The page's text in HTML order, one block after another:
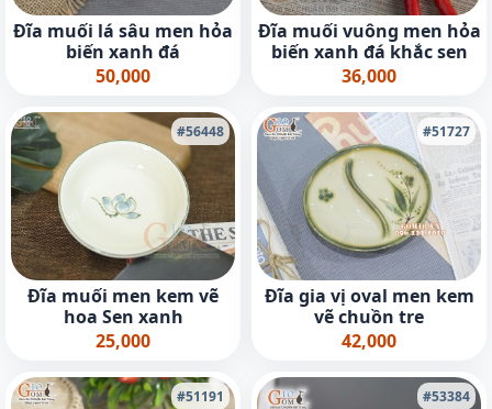
Đĩa muối lá sâu men hỏa
biến xanh đá
50,000
Đĩa muối vuông men hỏa
biến xanh đá khắc sen
36,000
#56448
Đĩa muối men kem vẽ
hoa Sen xanh
25,000
#51727
Đĩa gia vị oval men kem
vẽ chuồn tre
42,000
#51191 #53384